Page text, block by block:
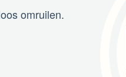
omruilen.